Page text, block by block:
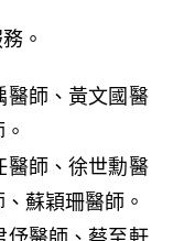
。
醫師、黃文國醫
醫師、徐世勳醫
蘇穎珊醫師。